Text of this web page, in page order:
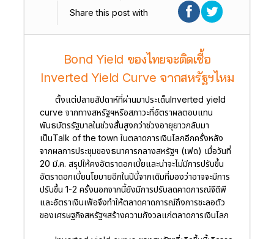
Share this post with
Bond Yield ของไทยจะติดเชื้อ
Inverted Yield Curve จากสหรัฐฯไหม
ตั้งแต่ปลายสัปดาห์ที่ผ่านมาประเด็นInverted yield
curve จากทางสหรัฐฯหรือสภาวะที่อัตราผลตอบแทน
พันธบัตรรัฐบาลในช่วงสั้นสูงกว่าช่วงอายุยาวกลับมา
เป็นTalk of the town ในตลาดการเงินโลกอีกครั้งหลัง
จากผลการประชุมของธนาคารกลางสหรัฐฯ (เฟด) เมื่อวันที่
20 มี.ค. สรุปให้คงอัตราดอกเบี้ยและน่าจะไม่มีการปรับขึ้น
อัตราดอกเบี้ยนโยบายอีกในปีนี้จากเดิมที่มองว่าอาจจะมีการ
ปรับขึ้น 1-2 ครั้งนอกจากนี้ยังมีการปรับลดคาดการณ์จีดีพี
และอัตราเงินเฟ้อจึงทำให้ตลาดคาดการณ์ถึงการชะลอตัว
ของเศรษฐกิจสหรัฐฯสร้างความกังวลแก่ตลาดการเงินโลก